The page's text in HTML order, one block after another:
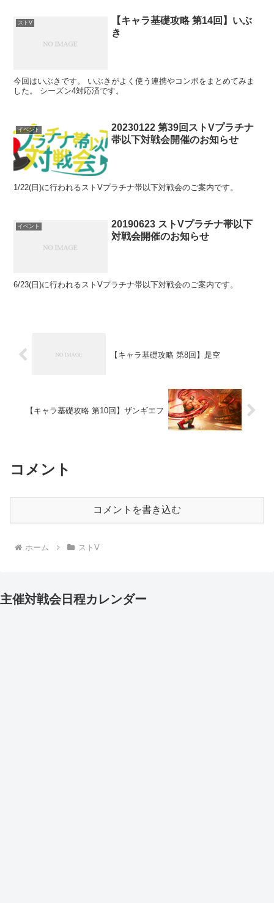
ストV
【キャラ基礎攻略 第14回】いぶ
き
今回はいぶきです。 いぶきがよく使う連携やコンボをまとめてみま
した。 シーズン4対応済です。
イベント
20230122 第39回ストVプラチナ
帯以下対戦会開催のお知らせ
1/22(日)に行われるストVプラチナ帯以下対戦会のご案内です。
イベント
20190623 ストVプラチナ帯以下
対戦会開催のお知らせ
6/23(日)に行われるストVプラチナ帯以下対戦会のご案内です。
【キャラ基礎攻略 第8回】是空
【キャラ基礎攻略 第10回】ザンギエフ
コメント
コメントを書き込む
ホーム ストV
主催対戦会日程カレンダー